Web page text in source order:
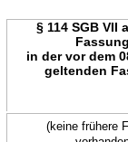
§ 114 SGB VII
in der vor dem
geltenden
(keine frühere